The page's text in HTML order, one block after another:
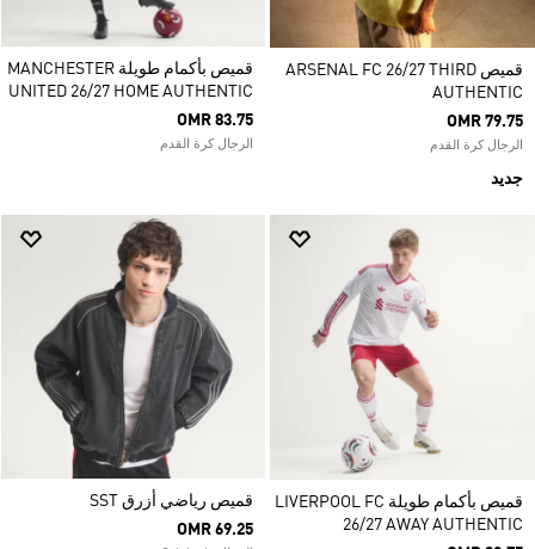
قميص ARSENAL FC 26/27 THIRD
AUTHENTIC
OMR 79.75
الرجال كرة القدم
جديد
قميص بأكمام طويلة MANCHESTER
UNITED 26/27 HOME AUTHENTIC
OMR 83.75
الرجال كرة القدم
قميص بأكمام طويلة LIVERPOOL FC
26/27 AWAY AUTHENTIC
قميص رياضي أزرق SST
OMR 69.25